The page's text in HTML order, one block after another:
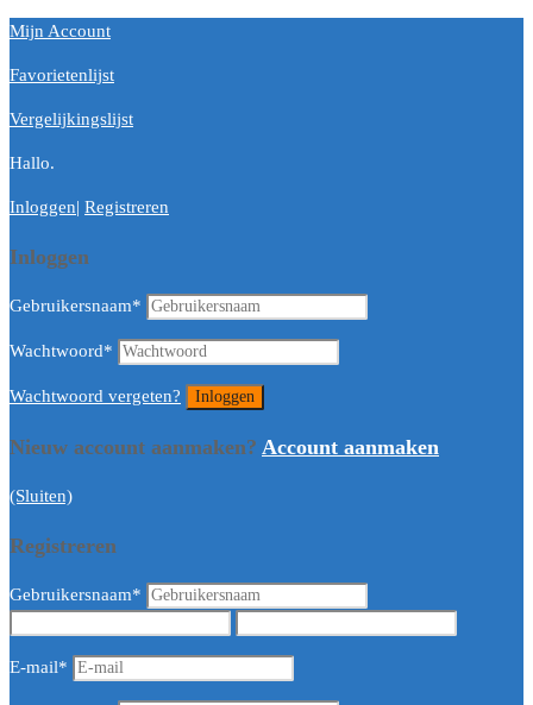
Mijn Account
Favorietenlijst
Vergelijkingslijst
Hallo.
Inloggen| Registreren
Inloggen
Gebruikersnaam*
Wachtwoord*
Wachtwoord vergeten?
Nieuw account aanmaken? Account aanmaken
(Sluiten)
Registreren
Gebruikersnaam*
E-mail*